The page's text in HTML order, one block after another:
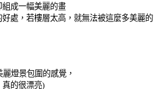
成一幅美麗的畫
處，若樓層太高，就無法被這麼多美麗的
燈景包圍的感覺，
真的很漂亮)